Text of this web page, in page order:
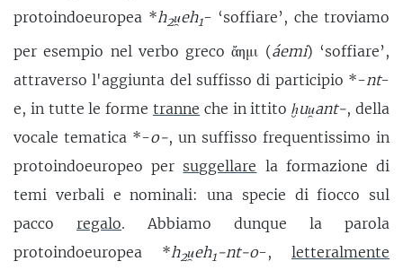
protoindoeuropea *h2u̯eh1- ‘soffiare’, che troviamo
per esempio nel verbo greco ἄημι (áemi) ‘soffiare’,
attraverso l'aggiunta del suffisso di participio *-nt-
e, in tutte le forme tranne che in ittitoḫuu̯ant-, della
vocale tematica *-o-, un suffisso frequentissimo in
protoindoeuropeo per suggellare la formazione di
temi verbali e nominali: una specie di fiocco sul
pacco regalo. Abbiamo dunque la parola
protoindoeuropea *h2u̯eh1-nt-o-, letteralmente